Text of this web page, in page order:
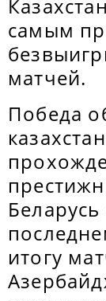
самым
матчей.
Победа
итогу